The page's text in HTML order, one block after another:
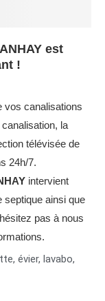
est
!
vos canalisations
la
télévisée de
24h/7.
intervient
septique ainsi que
pas à nous
évier, lavabo,